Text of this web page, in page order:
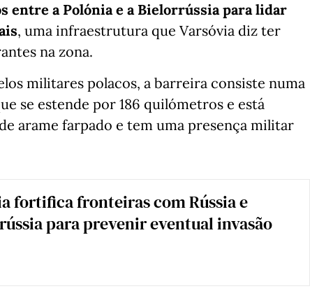
entre a Polónia e a Bielorrússia para lidar
, uma infraestrutura que Varsóvia diz ter
na zona.
militares polacos, a barreira consiste numa
se estende por 186 quilómetros e está
arame farpado e tem uma presença militar
fortifica fronteiras com Rússia e
para prevenir eventual invasão